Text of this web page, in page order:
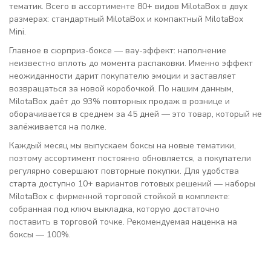
тематик. Всего в ассортименте 80+ видов MilotaBox в двух
размерах: стандартный MilotaBox и компактный MilotaBox
Mini.
Главное в сюрприз-боксе — вау-эффект: наполнение
неизвестно вплоть до момента распаковки. Именно эффект
неожиданности дарит покупателю эмоции и заставляет
возвращаться за новой коробочкой. По нашим данным,
MilotaBox даёт до 93% повторных продаж в рознице и
оборачивается в среднем за 45 дней — это товар, который не
залёживается на полке.
Каждый месяц мы выпускаем боксы на новые тематики,
поэтому ассортимент постоянно обновляется, а покупатели
регулярно совершают повторные покупки. Для удобства
старта доступно 10+ вариантов готовых решений — наборы
MilotaBox с фирменной торговой стойкой в комплекте:
собранная под ключ выкладка, которую достаточно
поставить в торговой точке. Рекомендуемая наценка на
боксы — 100%.